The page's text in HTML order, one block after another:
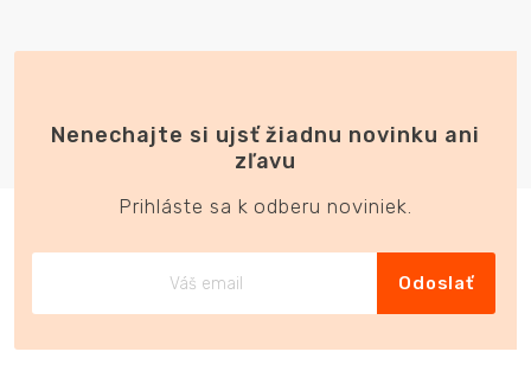
Nenechajte si ujsť žiadnu novinku ani
zľavu
Prihláste sa k odberu noviniek.
Odoslať